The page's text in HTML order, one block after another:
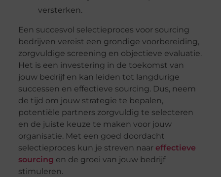
versterken.
Een succesvol selectieproces voor sourcing
bedrijven vereist een grondige voorbereiding,
zorgvuldige screening en objectieve evaluatie.
Het is een investering in de toekomst van
jouw bedrijf en kan leiden tot langdurige
successen en effectieve sourcing. Dus, neem
de tijd om jouw strategie te bepalen,
potentiële partners zorgvuldig te selecteren
en de juiste keuze te maken voor jouw
organisatie. Met een goed doordacht
selectieproces kun je streven naar effectieve
sourcing en de groei van jouw bedrijf
stimuleren.